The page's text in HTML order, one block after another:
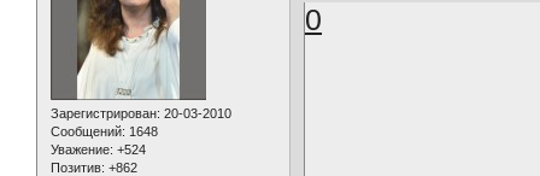
Зарегистрирован: 20-03-2010
Сообщений: 1648
Уважение: +524
Позитив: +862
0